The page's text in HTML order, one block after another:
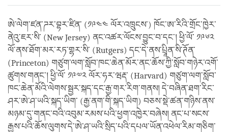
on
facebook
ཨེ་ལེག་ཛན་ཌར་བྷར་ཛིན་ (༡༩༤༤ ལོར་འཁྲུངས་) ཁོང་ཨ་རིའི་གྲོང་ཁྱེར་
ནེའུ་ཇར་སི་ (New Jersey) ནང་འཚར་ལོངས་བྱུང་བ་དང་། ཕྱི་ལོ་ ༡༩༦༢
ལོ་ནས་ཐོག་མར་རཏ་གྷར་སི་ (Rutgers) དང་དེ་ནས་པྲཱིན་སི་ཊོན་
(Princeton) གཙུག་ལག་སློབ་ཁང་ཆེན་མོར་ནང་ཆོས་ཀྱི་སློབ་གཉེར་འགོ་
ཚུགས་གནང་། ཕྱི་ལོ་ ༡༩༧༢ ལོར་ཧར་ཝརྡ་ (Harvard) གཙུག་ལག་སློབ་
ཁང་ཆེན་མོའི་ལེགས་སྦྱར་སྐད་དང་རྒྱ་གར་རིག་གནས། དེ་བཞིན་ཐག་རིང་
ཤར་ཨེ་ཤ་ཡའི་སྐད་ཡིག་ (རྒྱ་ནག་གི་སྐད་ཡིག) བཅས་སྡེ་ཚན་གཉིས་ནས་
མཉམ་དུ་གནང་བའི་འབུམ་རམས་པའི་ཕྱག་འཁྱེར་བཞེས། ནང་པ་སངས་
རྒྱས་པའི་ཆོས་ལུགས་དེ་ཨེ་ཤ་ཡའི་སྲིད་པའི་དཔལ་ཡོན་འཕེལ་རིམ་གཅིག་